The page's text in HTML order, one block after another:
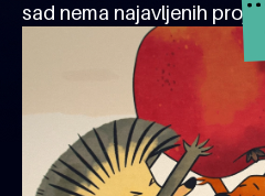
sad nema najavljenih